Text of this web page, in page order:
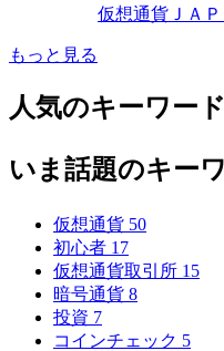
仮想通貨ＪＡ
もっと見る
人気のキーワード
いま話題のキー
仮想通貨 50
初心者 17
仮想通貨取引所 15
暗号通貨 8
投資 7
コインチェック 5